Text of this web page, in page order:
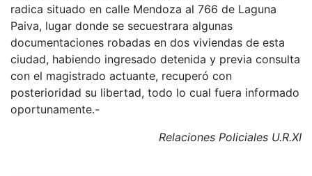
radica situado en calle Mendoza al 766 de Laguna
Paiva, lugar donde se secuestrara algunas
documentaciones robadas en dos viviendas de esta
ciudad, habiendo ingresado detenida y previa consulta
con el magistrado actuante, recuperó con
posterioridad su libertad, todo lo cual fuera informado
oportunamente.-
Relaciones Policiales U.R.XI